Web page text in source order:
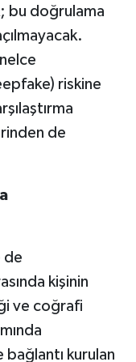
bu doğrulama
riskine
de
de
kişinin
ve coğrafi
kurulan